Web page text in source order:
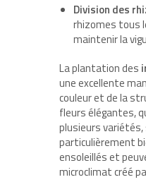
Division des
rhizomes tous
maintenir la
La plantation des
une excellente
couleur et de la
fleurs élégantes,
plusieurs variétés,
particulièrement
ensoleillés et
microclimat créé